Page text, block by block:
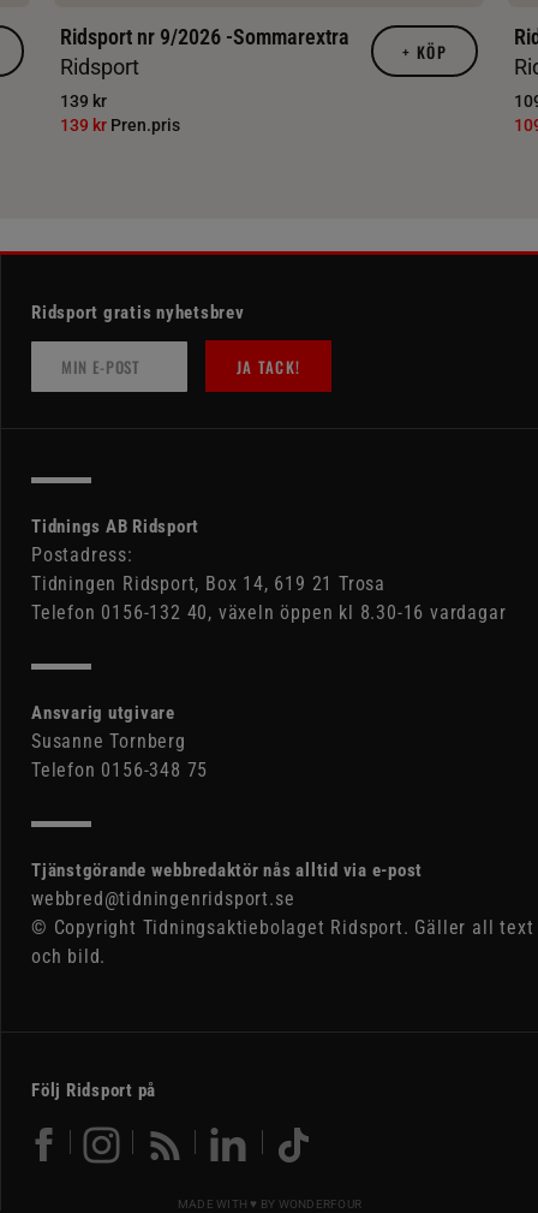
Ridsport nr 9/2026 -Sommarextra
Ridsport
139 kr
139 kr Pren.pris
+ KÖP
Ridsport gratis nyhetsbrev
JA TACK!
Tidnings AB Ridsport
Postadress:
Tidningen Ridsport, Box 14, 619 21 Trosa
Telefon 0156-132 40, växeln öppen kl 8.30-16 vardagar
Ansvarig utgivare
Susanne Tornberg
Telefon 0156-348 75
Tjänstgörande webbredaktör nås alltid via e-post
webbred@tidningenridsport.se
© Copyright Tidningsaktiebolaget Ridsport. Gäller all text
och bild.
Följ Ridsport på
MADE WITH ♥ BY WONDERFOUR